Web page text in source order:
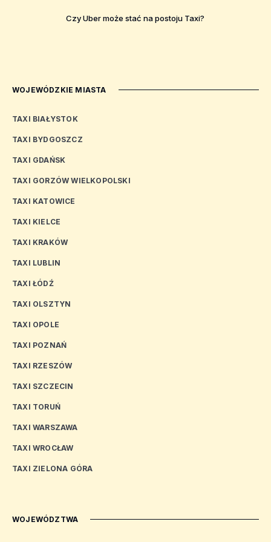
Czy Uber może stać na postoju Taxi?
WOJEWÓDZKIE MIASTA
TAXI BIAŁYSTOK
TAXI BYDGOSZCZ
TAXI GDAŃSK
TAXI GORZÓW WIELKOPOLSKI
TAXI KATOWICE
TAXI KIELCE
TAXI KRAKÓW
TAXI LUBLIN
TAXI ŁÓDŹ
TAXI OLSZTYN
TAXI OPOLE
TAXI POZNAŃ
TAXI RZESZÓW
TAXI SZCZECIN
TAXI TORUŃ
TAXI WARSZAWA
TAXI WROCŁAW
TAXI ZIELONA GÓRA
WOJEWÓDZTWA